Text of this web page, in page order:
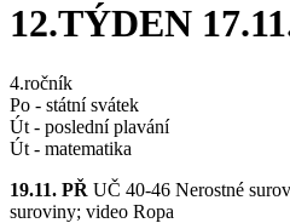
12.TÝDEN
4.ročník
Po - státní svátek
Út - poslední plavání
Út - matematika
19.11. PŘ UČ 40-46 Nerostné
suroviny; video Ropa